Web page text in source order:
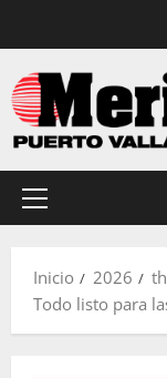
contenido
Menú
Inicio 2026 th
Todo listo para